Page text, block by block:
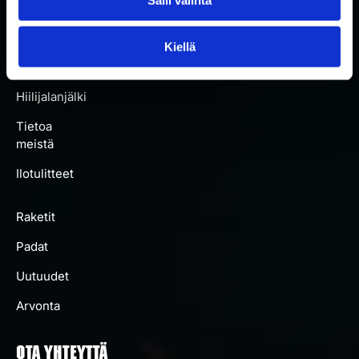
Kiellä
padat
Artikkelit
Hiilijalanjälki
Tietoa
meistä
Ilotulitteet
Raketit
Padat
Uutuudet
Arvonta
OTA YHTEYTTÄ